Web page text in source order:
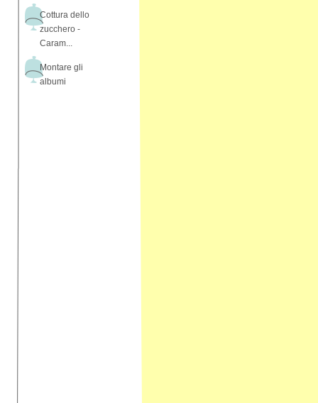
Cottura dello
zucchero -
Caram...
Montare gli
albumi